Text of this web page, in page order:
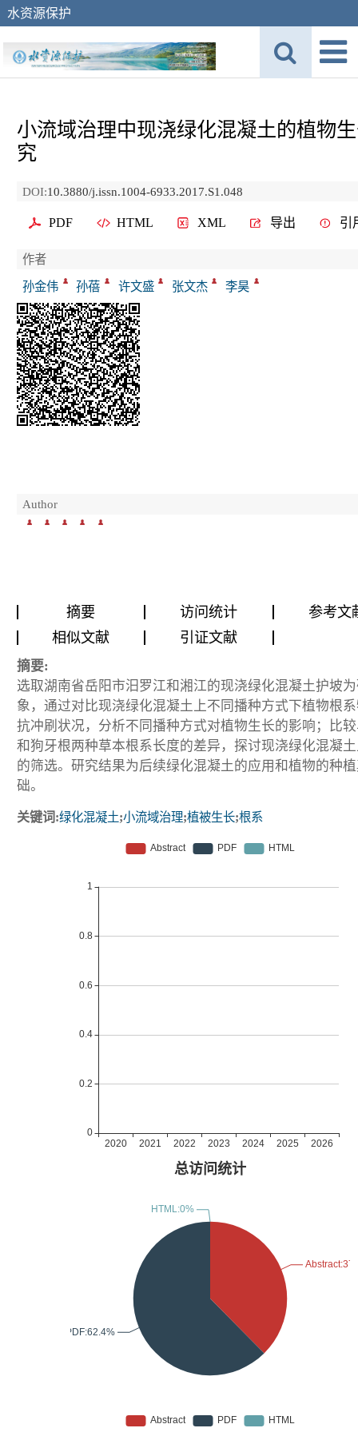
水资源保护
小流域治理中现浇绿化混凝土的植物
究
DOI:10.3880/j.issn.1004-6933.2017.S1.048
PDF HTML XML 导出 引
作者
孙金伟
孙蓓 许文盛 张文杰 李昊
Author
摘要 访问统计
参考文
相似文献
引证文献
摘要:
选取湖南省岳阳市汨罗江和湘江的现浇绿化混凝土护坡
象，通过对比现浇绿化混凝土上不同播种方式下植物根
抗冲刷状况，分析不同播种方式对植物生长的影响；比
和狗牙根两种草本根系长度的差异，探讨现浇绿化混凝
的筛选。研究结果为后续绿化混凝土的应用和植物的种
础。
关键词:绿化混凝土;小流域治理;植被生长;根系